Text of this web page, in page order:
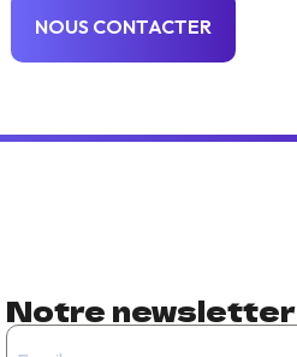
NOUS CONTACTER
Notre newsletter